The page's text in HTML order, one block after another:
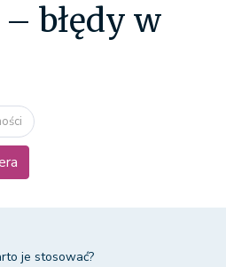
błędy w
je stosować?